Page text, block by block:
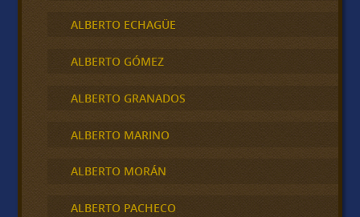
ALBERTO ECHAGÜE
ALBERTO GÓMEZ
ALBERTO GRANADOS
ALBERTO MARINO
ALBERTO MORÁN
ALBERTO PACHECO